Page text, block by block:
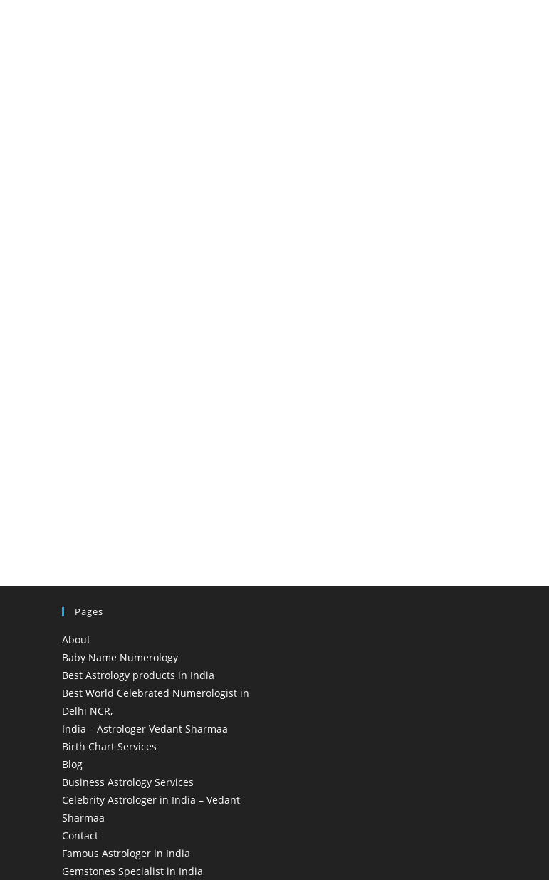
Pages
About
Baby Name Numerology
Best Astrology products in India
Best World Celebrated Numerologist in
Delhi NCR,
India – Astrologer Vedant Sharmaa
Birth Chart Services
Blog
Business Astrology Services
Celebrity Astrologer in India – Vedant
Sharmaa
Contact
Famous Astrologer in India
Gemstones Specialist in India